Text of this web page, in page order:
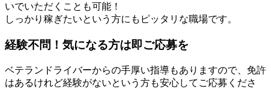
いでいただくことも可能！
しっかり稼ぎたいという方にもピッタリな職場です。
経験不問！気になる方は即ご応募を
ベテランドライバーからの手厚い指導もありますので、免許
はあるけれど経験がないという方も安心してご応募くださ